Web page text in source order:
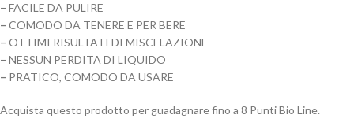
– FACILE DA PULIRE
– COMODO DA TENERE E PER BERE
– OTTIMI RISULTATI DI MISCELAZIONE
– NESSUN PERDITA DI LIQUIDO
– PRATICO, COMODO DA USARE
Acquista questo prodotto per guadagnare fino a 8 Punti Bio Line.